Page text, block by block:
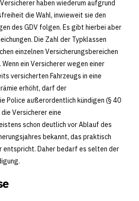
haben wiederum aufgrund
die Wahl, inwieweit sie den
des GDV folgen. Es gibt hierbei aber
Die Zahl der Typklassen
einzelnen Versicherungsbereichen
ein Versicherer wegen einer
versicherten Fahrzeugs in eine
erhöht, darf der
Police außerordentlich kündigen (§ 40
Versicherer eine
schon deutlich vor Ablauf des
bekannt, das praktisch
entspricht. Daher bedarf es selten der